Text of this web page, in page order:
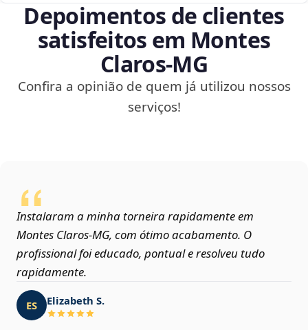
Depoimentos de clientes
satisfeitos em Montes
Claros‑MG
Confira a opinião de quem já utilizou nossos
serviços!
Instalaram a minha torneira rapidamente em
Montes Claros‑MG, com ótimo acabamento. O
profissional foi educado, pontual e resolveu tudo
rapidamente.
ES Elizabeth S.